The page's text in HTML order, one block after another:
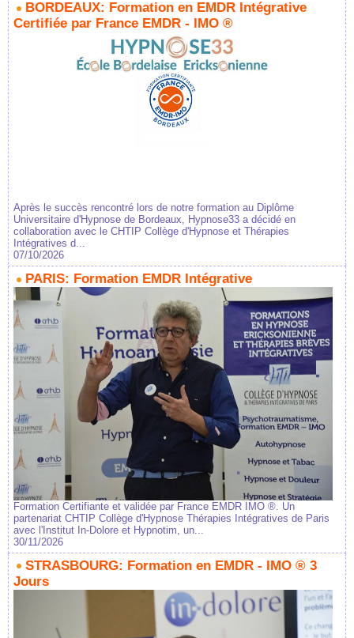
BORDEAUX: Formation en EMDR Intégrative
Certifiée par France EMDR - IMO ®
Après le succès rencontré lors de notre formation au Diplôme
Universitaire d'Hypnose de Bordeaux, Hypnose33 a décidé en
collaboration avec le CHTIP Collège d'Hypnose et Thérapies
Intégratives d...
07/10/2026
PARIS: Formation EMDR Intégrative
Formation Certifiante et validée par France EMDR IMO ®. Un
partenariat CHTIP Collège d'Hypnose Thérapies Intégratives de Paris
avec l'Institut In-Dolore et Hypnotim, un...
30/11/2026
STRASBOURG: Formation en EMDR - IMO ® 3
Jours